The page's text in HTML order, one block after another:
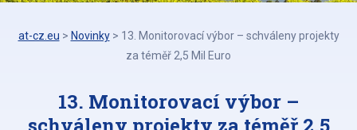
at-cz.eu > Novinky > 13. Monitorovací výbor – schváleny projekty
za téměř 2,5 Mil Euro
13. Monitorovací výbor –